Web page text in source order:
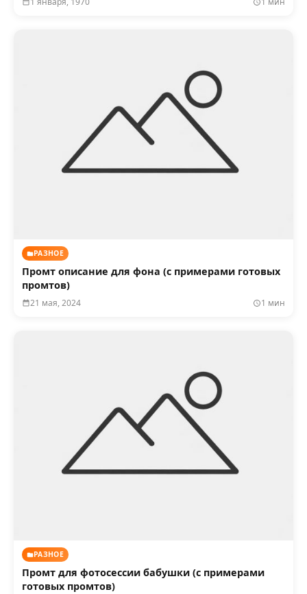
РАЗНОЕ
Промт описание для фона (с примерами готовых
промтов)
21 мая, 2024 1 мин
РАЗНОЕ
Промт для фотосессии бабушки (с примерами
готовых промтов)